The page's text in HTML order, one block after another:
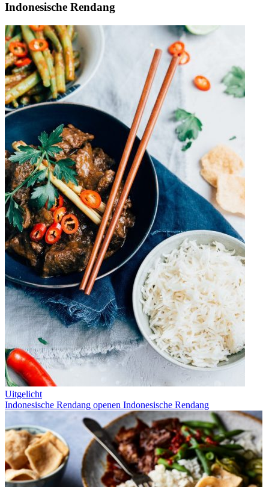
Indonesische Rendang
Uitgelicht
Indonesische Rendang openen Indonesische Rendang